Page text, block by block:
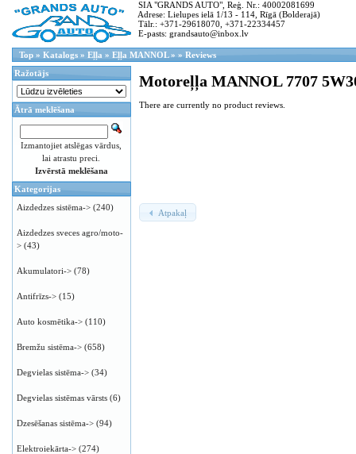
SIA "GRANDS AUTO", Reģ. Nr.: 40002081699
Adrese: Lielupes ielā 1/13 - 114, Rīgā (Bolderajā)
Tālr.: +371-29618070, +371-22334457
E-pasts: grandsauto@inbox.lv
Top » Katalogs » Eļļa » Eļļa MANNOL» » Reviews
Motoreļļa MANNOL 7707
There are currently no product reviews.
Atpakaļ
Ražotājs
Ātrā meklēšana
Izmantojiet atslēgas vārdus,
lai atrastu preci.
Izvērstā meklēšana
Kategorijas
Aizdedzes sistēma-> (240)
Aizdedzes sveces agro/moto-
> (43)
Akumulatori-> (78)
Antifrīzs-> (15)
Auto kosmētika-> (110)
Bremžu sistēma-> (658)
Degvielas sistēma-> (34)
Degvielas sistēmas vārsts (6)
Dzesēšanas sistēma-> (94)
Elektroiekārta-> (274)